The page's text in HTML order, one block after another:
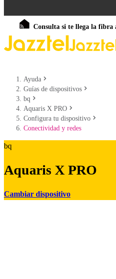
Consulta si te llega la fibra
Ayuda
Guías de dispositivos
bq
Aquaris X PRO
Configura tu dispositivo
Conectividad y redes
bq
Aquaris X PRO
Cambiar dispositivo